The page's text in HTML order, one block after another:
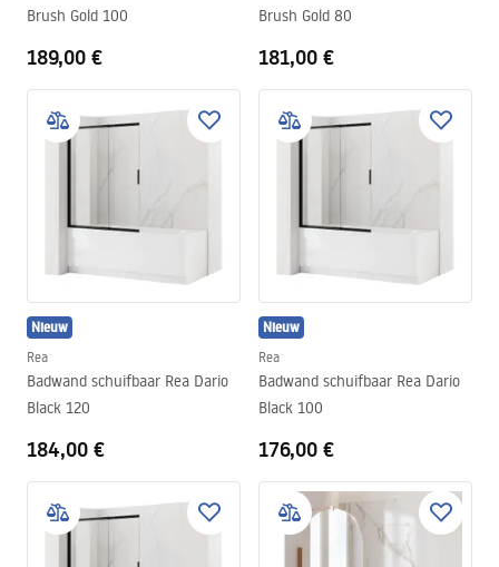
Brush Gold 100
189,00 €
Brush Gold 80
181,00 €
Nieuw
Rea
Badwand schuifbaar Rea Dario
Black 120
184,00 €
Nieuw
Rea
Badwand schuifbaar Rea Dario
Black 100
176,00 €